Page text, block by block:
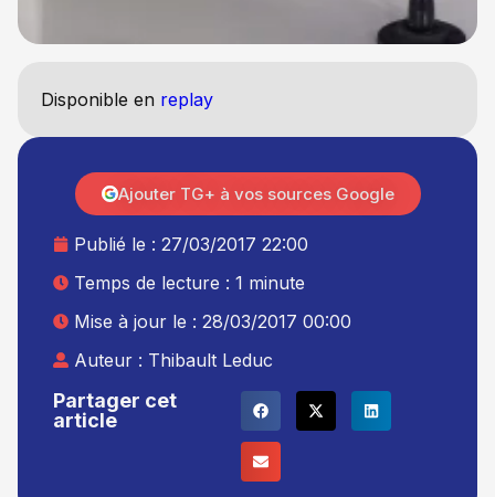
Disponible en replay
Partager cet
article
Publié le : 27/03/2017 22:00
Temps de lecture : 1 minute
Mise à jour le : 28/03/2017 00:00
Auteur : Thibault Leduc
Ajouter TG+ à vos sources Google